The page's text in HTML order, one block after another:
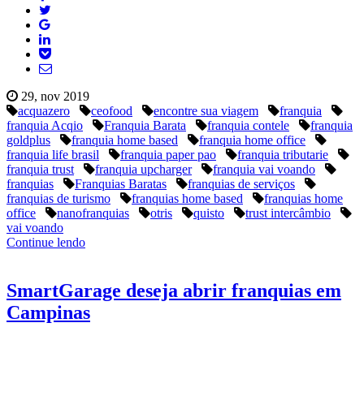
29, nov 2019
acquazero
ceofood encontre sua viagem
franquia
franquia Acqio
Franquia Barata franquia contele
franquia
goldplus
franquia home based
franquia home office
franquia life brasil
franquia paper pao
franquia tributarie
franquia trust
franquia upcharger
franquia vai voando
franquias
Franquias Baratas
franquias de serviços
franquias de turismo
franquias home based
franquias home
office
nanofranquias otris quisto
trust intercâmbio
vai voando
Continue lendo
SmartGarage deseja abrir franquias em
Campinas